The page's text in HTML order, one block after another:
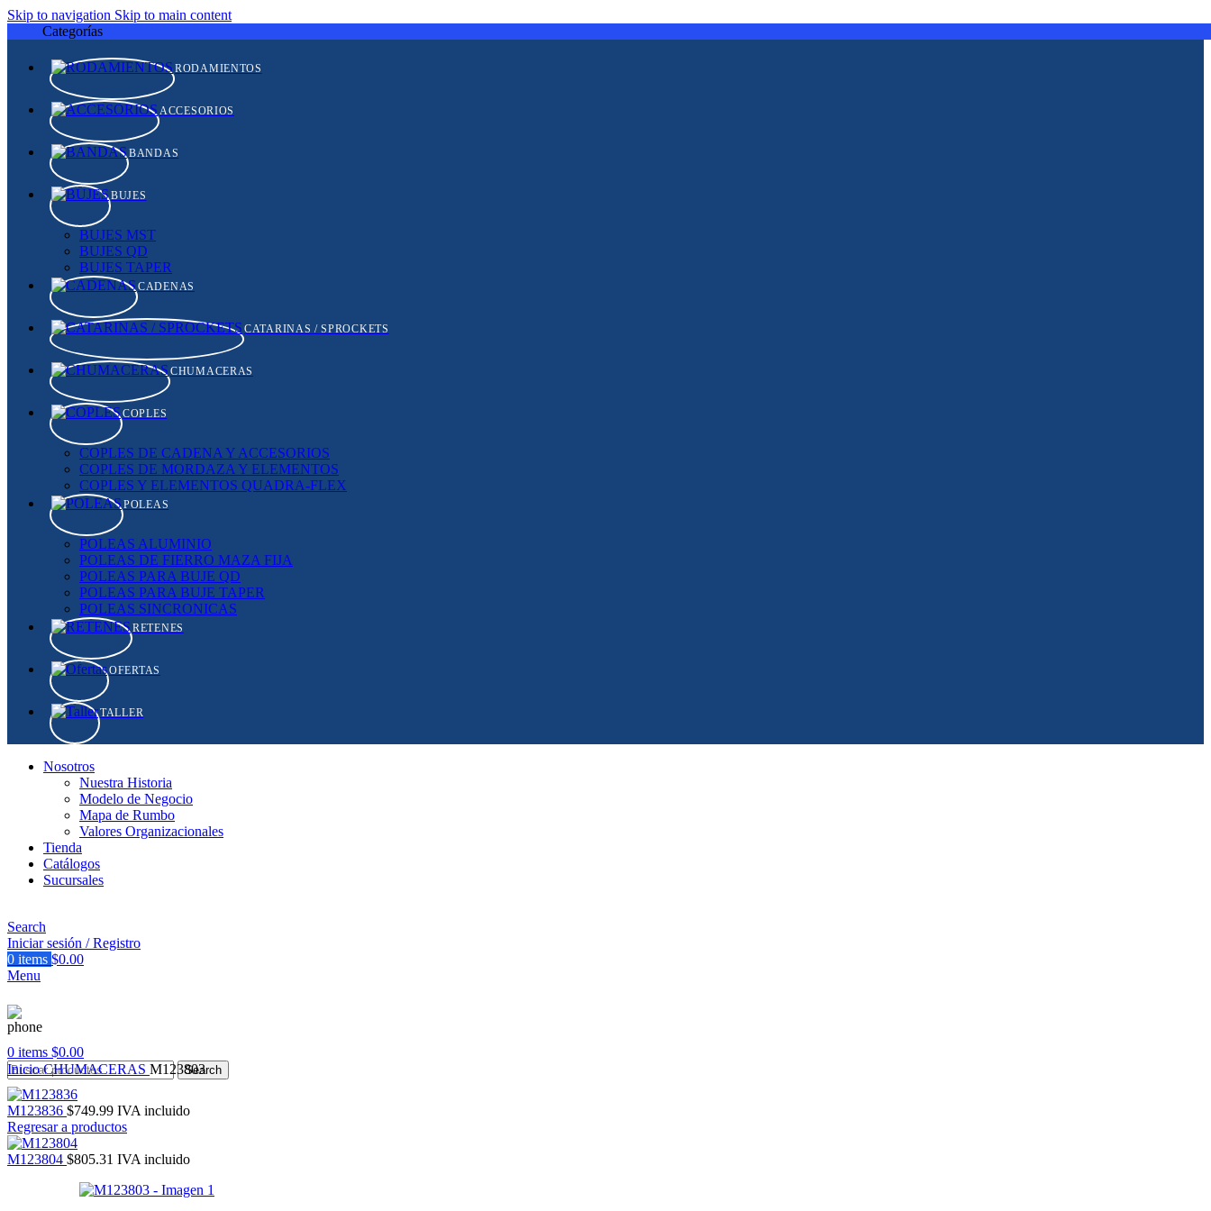
Skip to navigation Skip to main content
Categorías
RODAMIENTOS
ACCESORIOS
BANDAS
BUJES
BUJES MST
BUJES QD
BUJES TAPER
CADENAS
CATARINAS / SPROCKETS
CHUMACERAS
COPLES
COPLES DE CADENA Y ACCESORIOS
COPLES DE MORDAZA Y ELEMENTOS
COPLES Y ELEMENTOS QUADRA-FLEX
POLEAS
POLEAS ALUMINIO
POLEAS DE FIERRO MAZA FIJA
POLEAS PARA BUJE QD
POLEAS PARA BUJE TAPER
POLEAS SINCRONICAS
RETENES
OFERTAS
TALLER
Nosotros
Nuestra Historia
Modelo de Negocio
Mapa de Rumbo
Valores Organizacionales
Tienda
Catálogos
Sucursales
Search
Iniciar sesión / Registro
0 items $0.00
Menu
0 items $0.00
Search
InicioCHUMACERAS M123803
M123836 $749.99 IVA incluido
Regresar a productos
M123804 $805.31 IVA incluido